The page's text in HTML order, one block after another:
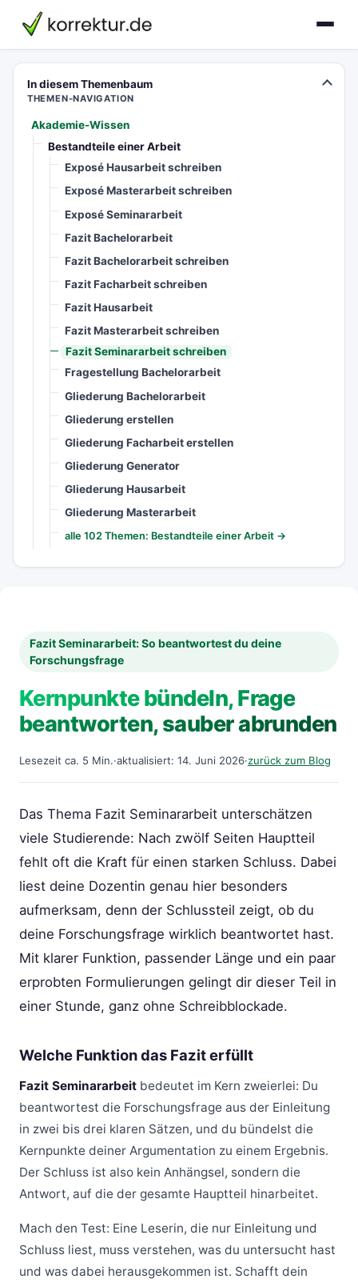
korrektur.de
In diesem Themenbaum
THEMEN-NAVIGATION
Akademie-Wissen
Bestandteile einer Arbeit
Exposé Hausarbeit schreiben
Exposé Masterarbeit schreiben
Exposé Seminararbeit
Fazit Bachelorarbeit
Fazit Bachelorarbeit schreiben
Fazit Facharbeit schreiben
Fazit Hausarbeit
Fazit Masterarbeit schreiben
Fazit Seminararbeit schreiben
Fragestellung Bachelorarbeit
Gliederung Bachelorarbeit
Gliederung erstellen
Gliederung Facharbeit erstellen
Gliederung Generator
Gliederung Hausarbeit
Gliederung Masterarbeit
alle 102 Themen: Bestandteile einer Arbeit →
Fazit Seminararbeit: So beantwortest du deine
Forschungsfrage
Kernpunkte bündeln, Frage
beantworten, sauber abrunden
Lesezeit ca. 5 Min.·aktualisiert: 14. Juni 2026·zurück zum Blog
Das Thema Fazit Seminararbeit unterschätzen
viele Studierende: Nach zwölf Seiten Hauptteil
fehlt oft die Kraft für einen starken Schluss. Dabei
liest deine Dozentin genau hier besonders
aufmerksam, denn der Schlussteil zeigt, ob du
deine Forschungsfrage wirklich beantwortet hast.
Mit klarer Funktion, passender Länge und ein paar
erprobten Formulierungen gelingt dir dieser Teil in
einer Stunde, ganz ohne Schreibblockade.
Welche Funktion das Fazit erfüllt
Fazit Seminararbeit bedeutet im Kern zweierlei: Du
beantwortest die Forschungsfrage aus der Einleitung
in zwei bis drei klaren Sätzen, und du bündelst die
Kernpunkte deiner Argumentation zu einem Ergebnis.
Der Schluss ist also kein Anhängsel, sondern die
Antwort, auf die der gesamte Hauptteil hinarbeitet.
Mach den Test: Eine Leserin, die nur Einleitung und
Schluss liest, muss verstehen, was du untersucht hast
und was dabei herausgekommen ist. Schafft dein